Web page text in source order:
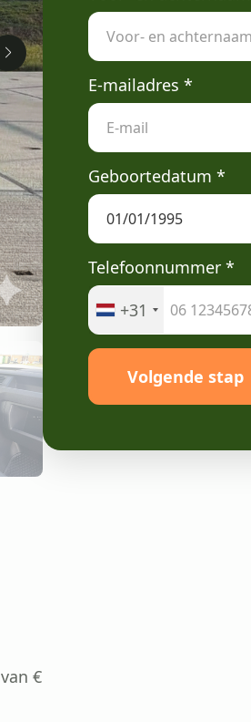
€
E-mailadres *
Geboortedatum *
Telefoonnummer *
+31
Volgende stap